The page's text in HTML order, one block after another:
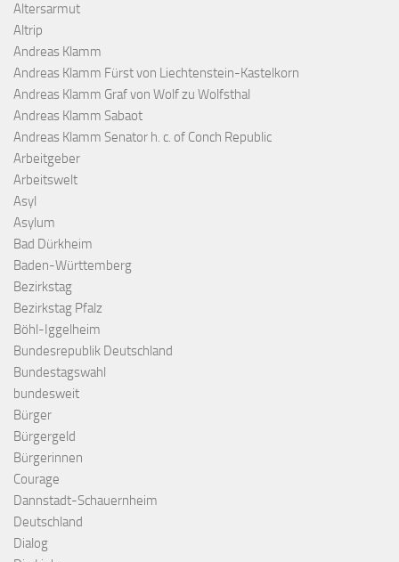
Altersarmut
Altrip
Andreas Klamm
Andreas Klamm Fürst von Liechtenstein-Kastelkorn
Andreas Klamm Graf von Wolf zu Wolfsthal
Andreas Klamm Sabaot
Andreas Klamm Senator h. c. of Conch Republic
Arbeitgeber
Arbeitswelt
Asyl
Asylum
Bad Dürkheim
Baden-Württemberg
Bezirkstag
Bezirkstag Pfalz
Böhl-Iggelheim
Bundesrepublik Deutschland
Bundestagswahl
bundesweit
Bürger
Bürgergeld
Bürgerinnen
Courage
Dannstadt-Schauernheim
Deutschland
Dialog